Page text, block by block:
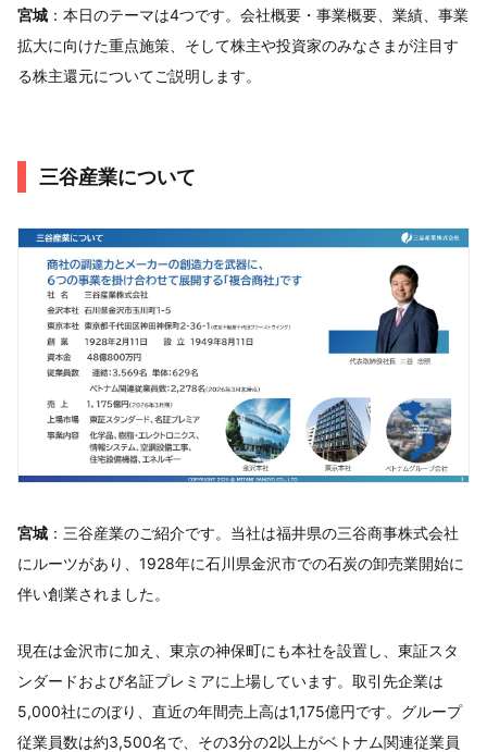
宮城 ：本日のテーマは4つです。会社概要・事業概要、業績、事業
拡大に向けた重点施策、そして株主や投資家のみなさまが注目す
る株主還元についてご説明します。
三谷産業について
宮城 ：三谷産業のご紹介です。当社は福井県の三谷商事株式会社
にルーツがあり、1928年に石川県金沢市での石炭の卸売業開始に
伴い創業されました。
現在は金沢市に加え、東京の神保町にも本社を設置し、東証スタ
ンダードおよび名証プレミアに上場しています。取引先企業は
5,000社にのぼり、直近の年間売上高は1,175億円です。グループ
従業員数は約3,500名で、その3分の2以上がベトナム関連従業員